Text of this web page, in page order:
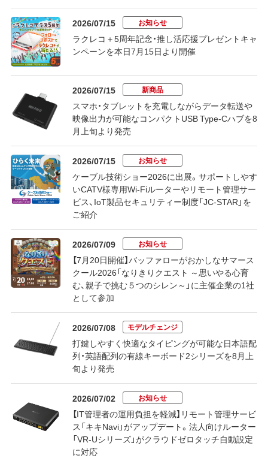
2026/07/15 お知らせ
ラクレコ＋5周年記念・推し活応援プレゼントキャ
ンペーンを本日7月15日より開催
2026/07/15 新商品
スマホ・タブレットを充電しながらデータ転送や
映像出力が可能なコンパクトUSB Type-Cハブを8
月上旬より発売
2026/07/15 お知らせ
ケーブル技術ショー2026に出展。サポートしやす
いCATV様専用Wi-Fiルーターやリモート管理サー
ビス、IoT製品セキュリティー制度「JC-STAR」を
ご紹介
2026/07/09 お知らせ
【7月20日開催】バッファローがおかしなサマース
クール2026「なりきりクエスト ～思いやる心育
む、親子で挑む５つのシレン～」に主催企業の1社
として参加
2026/07/08 モデルチェンジ
打鍵しやすく快適なタイピングが可能な日本語配
列・英語配列の有線キーボード2シリーズを8月上
旬より発売
2026/07/02 お知らせ
【IT管理者の運用負担を軽減】リモート管理サービ
ス「キキNavi」がアップデート。法人向けルーター
「VR-Uシリーズ」がクラウドゼロタッチ自動設定
に対応